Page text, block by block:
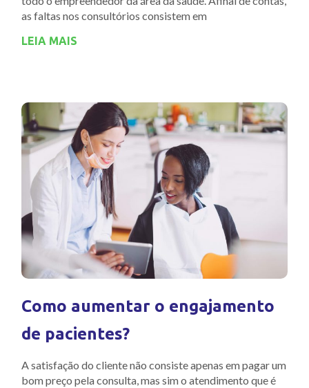
as faltas nos consultórios consistem em
LEIA MAIS
Como aumentar o engajamento
de pacientes?
A satisfação do cliente não consiste apenas em pagar um
bom preço pela consulta, mas sim o atendimento que é